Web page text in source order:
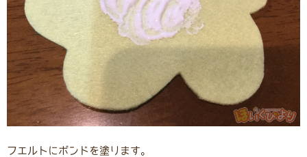
フエルトにボンドを塗ります。